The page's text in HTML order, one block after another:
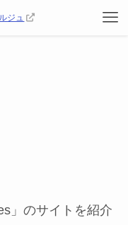
ジュ
」のサイトを紹介